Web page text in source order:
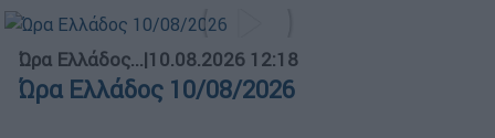
Ώρα Ελλάδος...|10.08.2026 12:18
Ώρα Ελλάδος 10/08/2026